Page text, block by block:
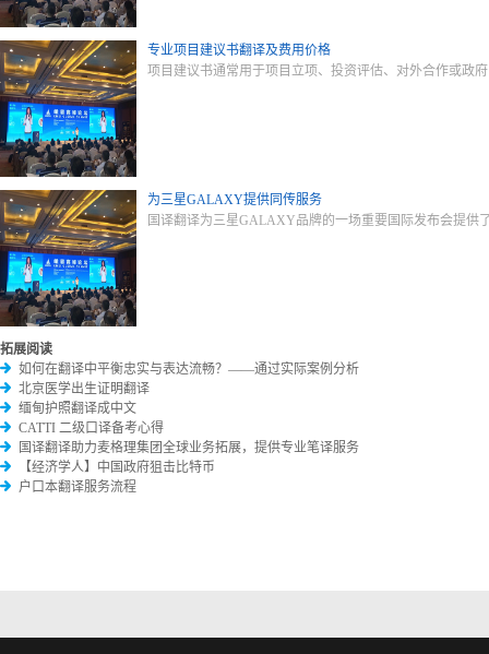
专业项目建议书翻译及费用价格
项目建议书通常用于项目立项、投资评估、对外合作或政
为三星GALAXY提供同传服务
国译翻译为三星GALAXY品牌的一场重要国际发布会提供
拓展阅读
如何在翻译中平衡忠实与表达流畅？——通过实际案例分析
北京医学出生证明翻译
​缅甸护照翻译成中文
CATTI 二级口译备考心得
国译翻译助力麦格理集团全球业务拓展，提供专业笔译服务
【经济学人】中国政府狙击比特币
户口本翻译服务流程